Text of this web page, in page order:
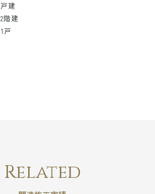
戸建
2階建
1戸
Related